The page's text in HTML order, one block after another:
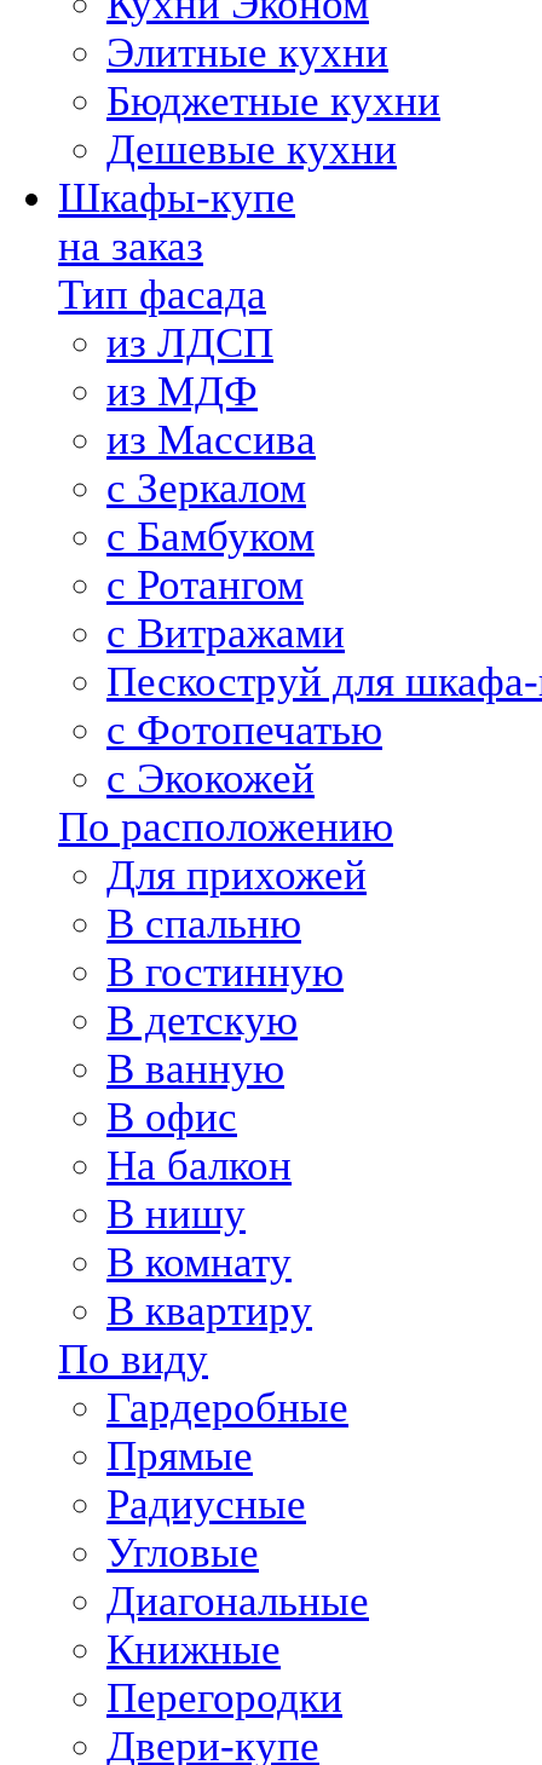
Элитные кухни
Бюджетные кухни
Дешевые кухни
Шкафы-купе
на заказ
Тип фасада
из ЛДСП
из МДФ
из Массива
с Зеркалом
с Бамбуком
с Ротангом
с Витражами
Пескоструй для
с Фотопечатью
с Экокожей
По расположению
Для прихожей
В спальню
В гостинную
В детскую
В ванную
В офис
На балкон
В нишу
В комнату
В квартиру
По виду
Гардеробные
Прямые
Радиусные
Угловые
Диагональные
Книжные
Перегородки
Двери-купе